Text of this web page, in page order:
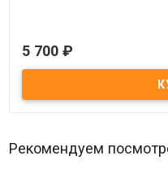
Под заказ
Тактильно-развивающая
5 700 ₽
Рекомендуем